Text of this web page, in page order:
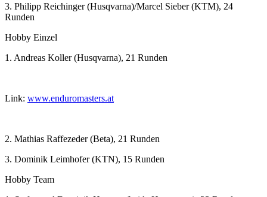
3. Philipp Reichinger (Husqvarna)/Marcel Sieber (KTM), 24
Runden
Hobby Einzel
1. Andreas Koller (Husqvarna), 21 Runden
Link: www.enduromasters.at
2. Mathias Raffezeder (Beta), 21 Runden
3. Dominik Leimhofer (KTN), 15 Runden
Hobby Team